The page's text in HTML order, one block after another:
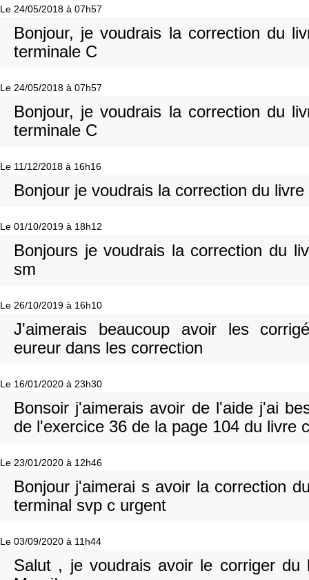
Le 24/05/2018 à 07h57
Bonjour, je voudrais la correction du
terminale C
Le 24/05/2018 à 07h57
Bonjour, je voudrais la correction du
terminale C
Le 11/12/2018 à 16h16
Bonjour je voudrais la correction du
Le 01/10/2019 à 18h12
Bonjours je voudrais la correction du
sm
Le 26/10/2019 à 16h10
J'aimerais beaucoup avoir les
eureur dans les correction
Le 16/01/2020 à 23h30
Bonsoir j'aimerais avoir de l'aide j'ai
de l'exercice 36 de la page 104 du livre
Le 23/01/2020 à 12h46
Bonjour j'aimerai s avoir la correction
terminal svp c urgent
Le 03/09/2020 à 11h44
Salut , je voudrais avoir le corriger du